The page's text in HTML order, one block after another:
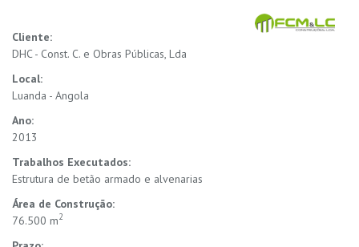
Cliente:
DHC - Const. C. e Obras Públicas, Lda
Local:
Luanda - Angola
Ano:
2013
Trabalhos Executados:
Estrutura de betão armado e alvenarias
Área de Construção:
76.500 m2